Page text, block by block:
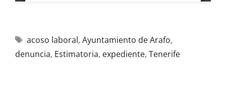
acoso laboral, Ayuntamiento de Arafo,
denuncia, Estimatoria, expediente, Tenerife